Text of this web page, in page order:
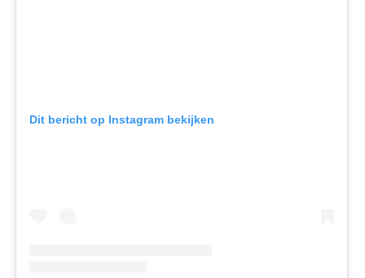
Dit bericht op Instagram bekijken